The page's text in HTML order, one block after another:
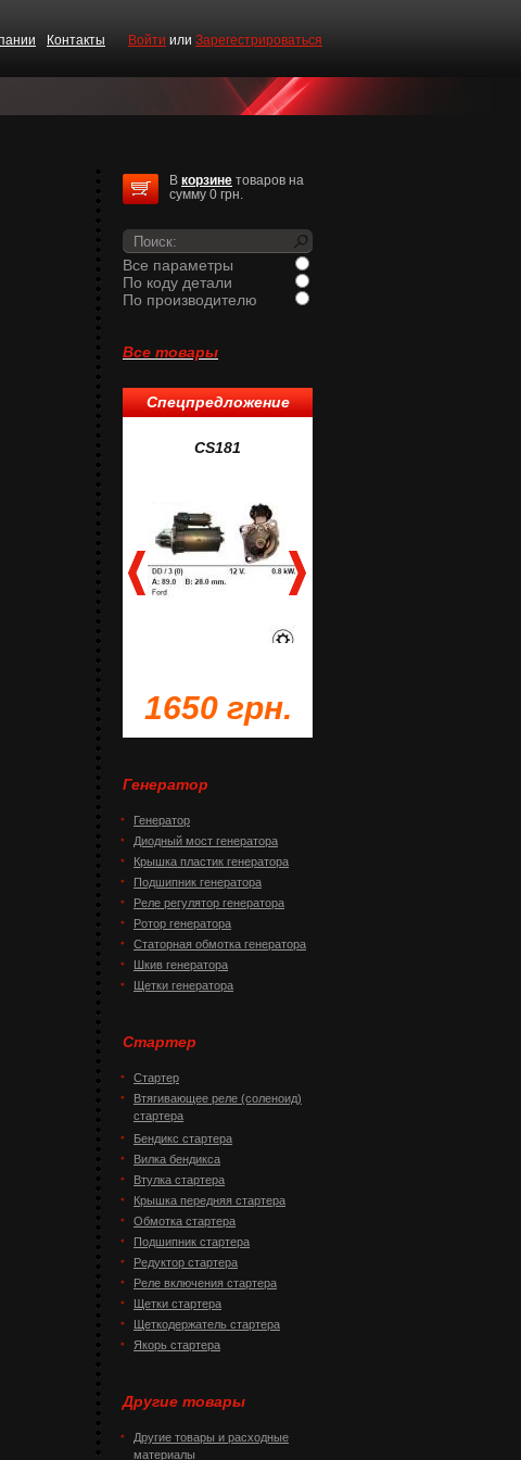
Контакты Войти или Зарегестрироваться
В корзине товаров на
сумму 0 грн.
Все параметры
По коду детали
По производителю
Все товары
Спецпредложение
CS181
1650 грн.
Генератор
Генератор
Диодный мост генератора
Крышка пластик генератора
Подшипник генератора
Реле регулятор генератора
Ротор генератора
Статорная обмотка генератора
Шкив генератора
Щетки генератора
Стартер
Стартер
Втягивающее реле (соленоид)
стартера
Бендикс стартера
Вилка бендикса
Втулка стартера
Крышка передняя стартера
Обмотка стартера
Подшипник стартера
Редуктор стартера
Реле включения стартера
Щетки стартера
Щеткодержатель стартера
Якорь стартера
Другие товары
Другие товары и расходные